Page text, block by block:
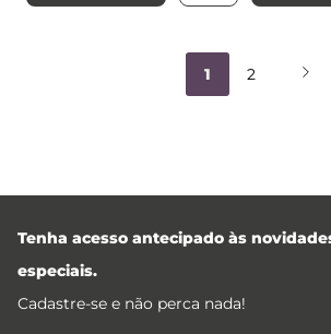
1 2
Tenha acesso antecipado às
especiais.
Cadastre-se e não perca nada!